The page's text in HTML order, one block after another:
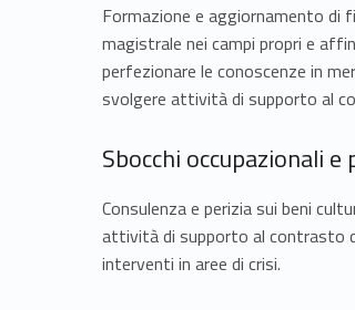
Formazione e aggiornamento di
magistrale nei campi propri e
perfezionare le conoscenze in
svolgere attività di supporto al
Sbocchi occupazionali
Consulenza e perizia sui beni
attività di supporto al contrasto
interventi in aree di crisi.